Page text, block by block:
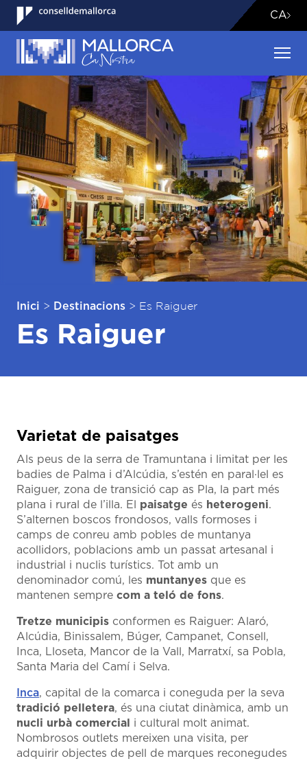
CA
Inici > Destinacions > Es Raiguer
Es Raiguer
Varietat de paisatges
Als peus de la serra de Tramuntana i limitat per les
badies de Palma i d’Alcúdia, s’estén en paral·lel es
Raiguer, zona de transició cap as Pla, la part més
plana i rural de l’illa. El paisatge és heterogeni.
S’alternen boscos frondosos, valls formoses i
camps de conreu amb pobles de muntanya
acollidors, poblacions amb un passat artesanal i
industrial i nuclis turístics. Tot amb un
denominador comú, les muntanyes que es
mantenen sempre com a teló de fons.
Tretze municipis conformen es Raiguer: Alaró,
Alcúdia, Binissalem, Búger, Campanet, Consell,
Inca, Lloseta, Mancor de la Vall, Marratxí, sa Pobla,
Santa Maria del Camí i Selva.
Inca, capital de la comarca i coneguda per la seva
tradició pelletera, és una ciutat dinàmica, amb un
nucli urbà comercial
i cultural molt animat.
Nombrosos outlets mereixen una visita, per
adquirir objectes de pell de marques reconegudes